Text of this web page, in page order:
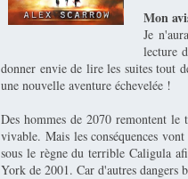
Mon
Je
lecture
donner envie de lire les suites tout
une nouvelle aventure échevelée !
Des hommes de 2070 remontent
vivable. Mais les conséquences
sous le règne du terrible Caligula
York de 2001. Car d'autres dangers